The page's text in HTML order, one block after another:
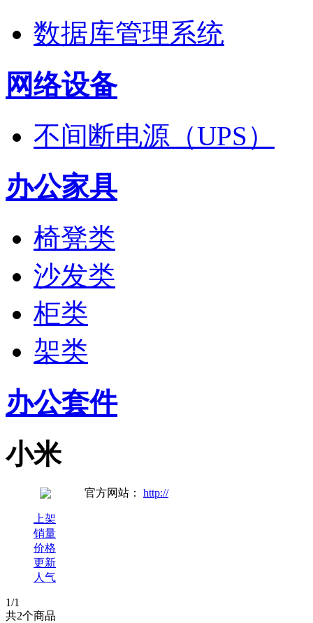
数据库管理系统
网络设备
不间断电源（UPS）
办公家具
椅凳类
沙发类
柜类
架类
办公套件
小米
官方网站： http://
上架
销量
价格
更新
人气
1/1
共2个商品